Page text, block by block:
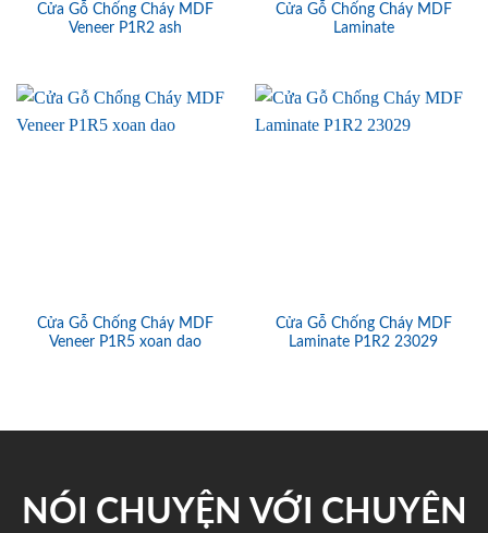
Cửa Gỗ Chống Cháy MDF
Veneer P1R2 ash
Cửa Gỗ Chống Cháy MDF
Laminate
Cửa Gỗ Chống Cháy MDF
Veneer P1R5 xoan dao
Cửa Gỗ Chống Cháy MDF
Laminate P1R2 23029
NÓI CHUYỆN VỚI CHUYÊN